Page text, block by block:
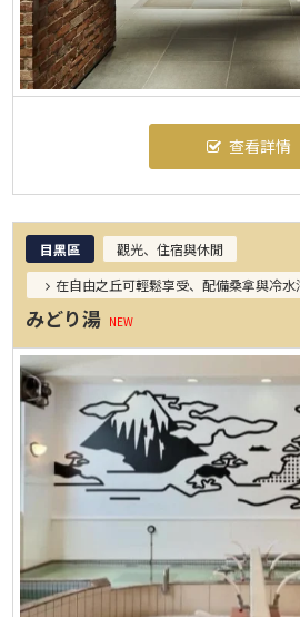
查看詳情
目黑區
觀光、住宿與休閒
在自由之丘可輕鬆享受、配備桑拿與冷
みどり湯 NEW